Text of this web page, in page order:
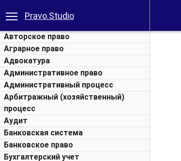
Pravo.Studio
Авторское право
Аграрное право
Адвокатура
Административное право
Административный процесс
Арбитражный (хозяйственный)
процесс
Аудит
Банковская система
Банковское право
Бухгалтерский учет